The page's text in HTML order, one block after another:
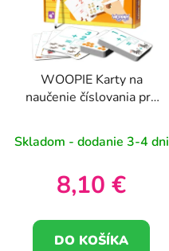
WOOPIE Karty na
naučenie číslovania pre
Skladom - dodanie 3-4 dni
8,10 €
DO KOŠÍKA